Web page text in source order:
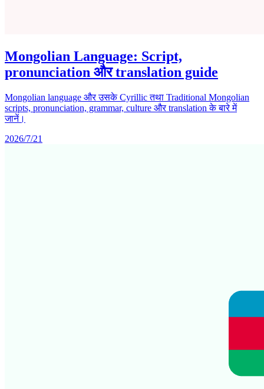
Mongolian Language: Script,
pronunciation और translation guide
Mongolian language और उसके Cyrillic तथा Traditional Mongolian
scripts, pronunciation, grammar, culture और translation के बारे में
जानें।
2026/7/21